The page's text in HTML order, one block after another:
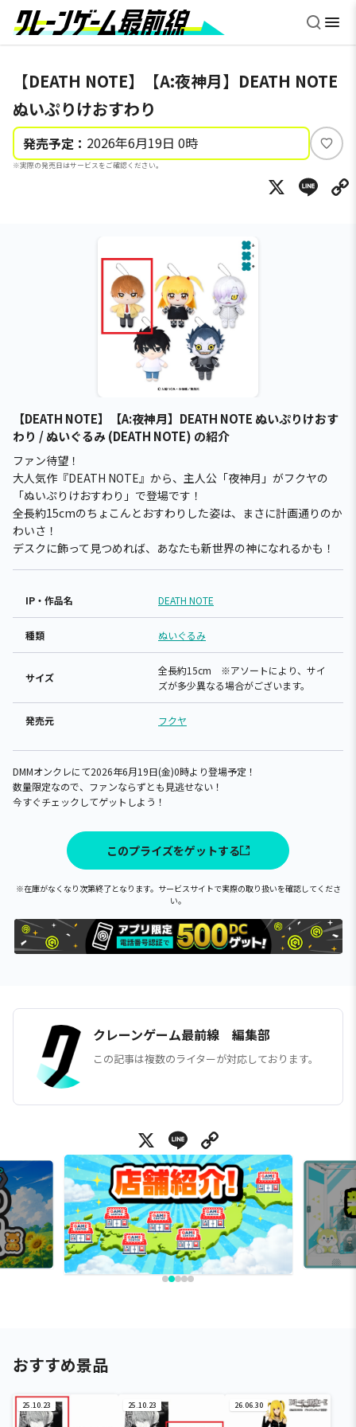
【DEATH NOTE】【A:夜神月】DEATH NOTE
ぬいぷりけおすわり
発売予定： 2026年6月19日 0時
※実際の発売日はサービスをご確認ください。
い
ね
X
【DEATH NOTE】【A:夜神月】DEATH NOTE ぬいぷりけおす
わり / ぬいぐるみ (DEATH NOTE) の紹介
ファン待望！
大人気作『DEATH NOTE』から、主人公「夜神月」がフクヤの
「ぬいぷりけおすわり」で登場です！
全長約15cmのちょこんとおすわりした姿は、まさに計画通りのか
わいさ！
デスクに飾って見つめれば、あなたも新世界の神になれるかも！
IP・作品名 DEATH NOTE
種類 ぬいぐるみ
サイズ
全長約15cm ※アソートにより、サイ
ズが多少異なる場合がございます。
発売元 フクヤ
DMMオンクレにて2026年6月19日(金)0時より登場予定！
数量限定なので、ファンならずとも見逃せない！
今すぐチェックしてゲットしよう！
このプライズをゲットする
※在庫がなくなり次第終了となります。サービスサイトで実際の取り扱いを確認してくださ
い。
クレーンゲーム最前線 編集部
この記事は複数のライターが対応しております。
X Line
おすすめ景品
25.10.23 25.10.23 26.06.30